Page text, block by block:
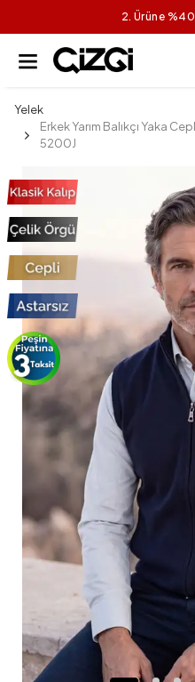
2. Ürüne
Yelek
Erkek Yarım Balıkçı Yaka
5200J